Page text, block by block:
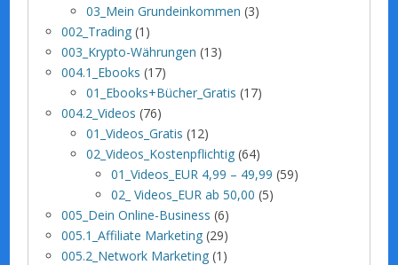
03_Mein Grundeinkommen (3)
002_Trading (1)
003_Krypto-Währungen (13)
004.1_Ebooks (17)
01_Ebooks+Bücher_Gratis (17)
004.2_Videos (76)
01_Videos_Gratis (12)
02_Videos_Kostenpflichtig (64)
01_Videos_EUR 4,99 – 49,99 (59)
02_ Videos_EUR ab 50,00 (5)
005_Dein Online-Business (6)
005.1_Affiliate Marketing (29)
005.2_Network Marketing (1)